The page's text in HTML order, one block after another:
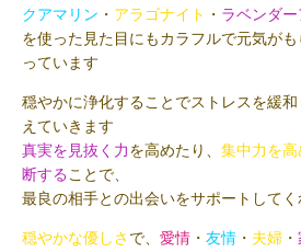
クアマリン ・ アラゴナイト ・ ラベンダー
を使った見た目にもカラフルで元気が
っています
穏やかに浄化することでストレスを緩
えていきます
真実を見抜く力を高めたり、 集中力を高
断する ことで、
最良の相手との出会いをサポートしてく
穏やかな優しさ で、 愛情 ・ 友情 ・ 夫婦 ・